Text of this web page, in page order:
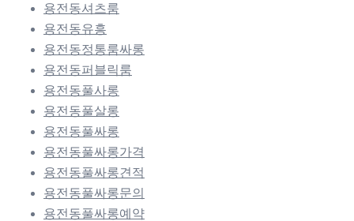
용전동셔츠룸
용전동유흥
용전동정통룸싸롱
용전동퍼블릭룸
용전동풀사롱
용전동풀살롱
용전동풀싸롱
용전동풀싸롱가격
용전동풀싸롱견적
용전동풀싸롱문의
용전동풀싸롱예약